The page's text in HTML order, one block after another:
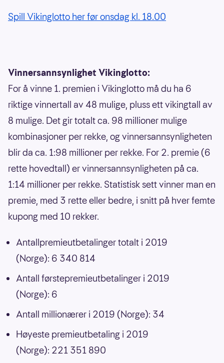
Spill Vikinglotto her før onsdag kl. 18.00
Vinnersannsynlighet Vikinglotto:
For å vinne 1. premien i Vikinglotto må du ha 6
riktige vinnertall av 48 mulige, pluss ett vikingtall av
8 mulige. Det gir totalt ca. 98 millioner mulige
kombinasjoner per rekke, og vinnersannsynligheten
blir da ca. 1:98 millioner per rekke. For 2. premie (6
rette hovedtall) er vinnersannsynligheten på ca.
1:14 millioner per rekke. Statistisk sett vinner man en
premie, med 3 rette eller bedre, i snitt på hver femte
kupong med 10 rekker.
Antallpremieutbetalinger totalt i 2019
(Norge): 6 340 814
Antall førstepremieutbetalinger i 2019
(Norge): 6
Antall millionærer i 2019 (Norge): 34
Høyeste premieutbetaling i 2019
(Norge): 221 351 890